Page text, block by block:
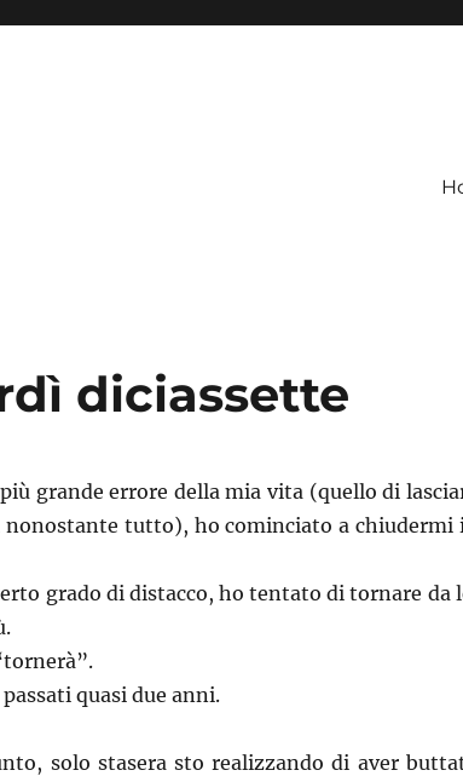
diciassette
grande errore della mia vita (quello di
nonostante tutto), ho cominciato a chiudermi
grado di distacco, ho tentato di tornare da
quasi due anni.
solo stasera sto realizzando di aver